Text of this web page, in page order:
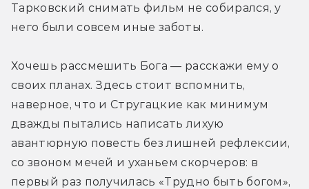
Тарковский снимать фильм не собирался, у
него были совсем иные заботы.
Хочешь рассмешить Бога — расскажи ему о
своих планах. Здесь стоит вспомнить,
наверное, что и Стругацкие как минимум
дважды пытались написать лихую
авантюрную повесть без лишней рефлексии,
со звоном мечей и уханьем скорчеров: в
первый раз получилась «Трудно быть богом»,